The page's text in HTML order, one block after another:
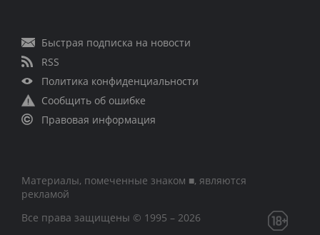
Быстрая подписка на новости
RSS
Политика конфиденциальности
Сообщить об ошибке
Правовая информация
Материалы, помеченные знаком ■, являются
рекламой
Все права защищены © 1995 – 2026